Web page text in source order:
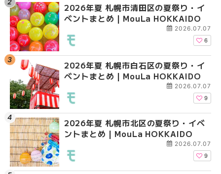
2026年夏 札幌市清田区の夏祭り・イ
ベントまとめ | MouLa HOKKAIDO
2026.07.07
6
2026年夏 札幌市白石区の夏祭り・イ
ベントまとめ | MouLa HOKKAIDO
2026.07.07
9
2026年夏 札幌市北区の夏祭り・イベ
ントまとめ | MouLa HOKKAIDO
2026.07.07
9
2026年夏 札幌市白石
ベントまとめ |
2026年夏 札幌市西区
ントまとめ | MouLa
2026年夏 札幌市北区
ントまとめ | MouLa
2026年夏 札幌市北区
ントまとめ | MouLa
2026年夏 札幌市白石
ベントまとめ |
2026年夏 札幌市西区
ントまとめ | MouLa